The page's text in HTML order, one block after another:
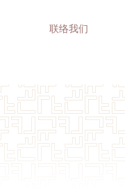
联络我们